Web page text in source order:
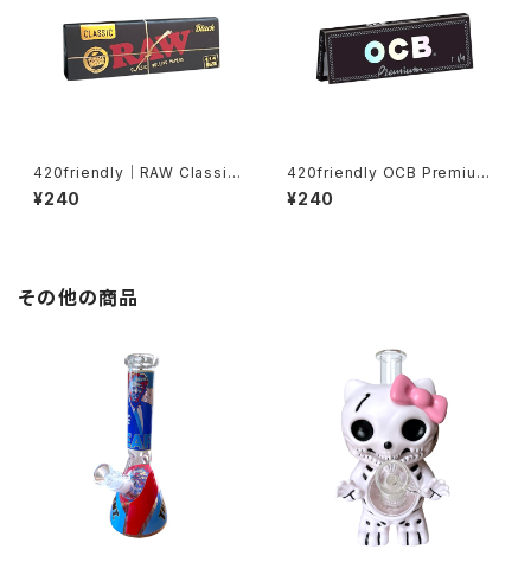
420friendly｜RAW Classic
Black 1¼サイズ ローリングペ
ーパー
¥240
420friendly OCB Premium
1¼サイズ（オーシービー プレミ
アム）
¥240
その他の商品